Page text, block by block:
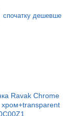
спочатку дешевше